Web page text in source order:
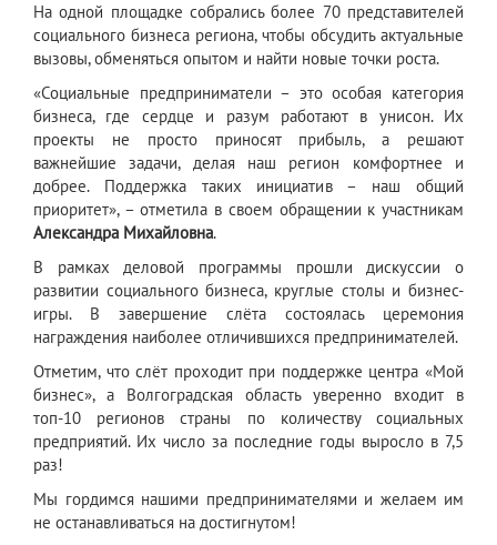
На одной площадке собрались более 70 представителей
социального бизнеса региона, чтобы обсудить актуальные
вызовы, обменяться опытом и найти новые точки роста.
«Социальные предприниматели – это особая категория
бизнеса, где сердце и разум работают в унисон. Их
проекты не просто приносят прибыль, а решают
важнейшие задачи, делая наш регион комфортнее и
добрее. Поддержка таких инициатив – наш общий
приоритет», – отметила в своем обращении к участникам
Александра Михайловна.
В рамках деловой программы прошли дискуссии о
развитии социального бизнеса, круглые столы и бизнес-
игры. В завершение слёта состоялась церемония
награждения наиболее отличившихся предпринимателей.
Отметим, что слёт проходит при поддержке центра «Мой
бизнес», а Волгоградская область уверенно входит в
топ-10 регионов страны по количеству социальных
предприятий. Их число за последние годы выросло в 7,5
раз!
Мы гордимся нашими предпринимателями и желаем им
не останавливаться на достигнутом!